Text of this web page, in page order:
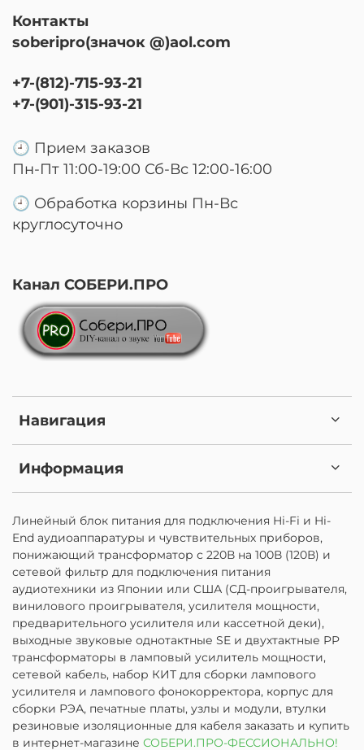
Навигация
Информация
Контакты
soberipro(значок @)aol.com
+7-(812)-715-93-21
+7-(901)-315-93-21
🕘 Прием заказов
Пн-Пт 11:00-19:00 Сб-Вс 12:00-16:00
🕘 Обработка корзины Пн-Вс
круглосуточно
Канал СОБЕРИ.ПРО
Линейный блок питания для подключения Hi-Fi и Hi-
End аудиоаппаратуры и чувствительных приборов,
понижающий трансформатор с 220В на 100В (120В) и
сетевой фильтр для подключения питания
аудиотехники из Японии или США (СД-проигрывателя,
винилового проигрывателя, усилителя мощности,
предварительного усилителя или кассетной деки),
выходные звуковые однотактные SE и двухтактные PP
трансформаторы в ламповый усилитель мощности,
сетевой кабель, набор КИТ для сборки лампового
усилителя и лампового фонокорректора, корпус для
сборки РЭА, печатные платы, узлы и модули, втулки
резиновые изоляционные для кабеля заказать и купить
в интернет-магазине СОБЕРИ.ПРО-ФЕССИОНАЛЬНО!